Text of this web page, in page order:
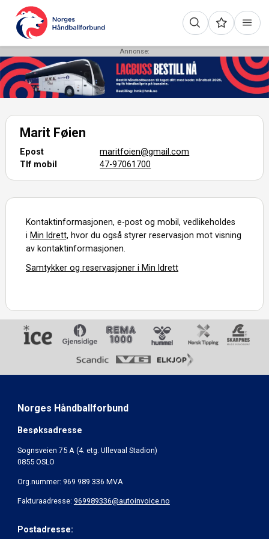
Annonse:
Marit Føien
Epost
maritfoien@gmail.com
Tlf mobil
47-97061700
Kontaktinformasjonen, e-post og mobil, vedlikeholdes
iMin Idrett, hvor du også styrer reservasjon mot visning
av kontaktinformasjonen.
Samtykker og reservasjoner i Min Idrett
Norges Håndballforbund
Besøksadresse
Sognsveien 75 A (4. etg. Ullevaal Stadion)
0855 OSLO
Org.nummer: 969 989 336 MVA
Fakturaadresse: 969989336@autoinvoice.no
Postadresse: